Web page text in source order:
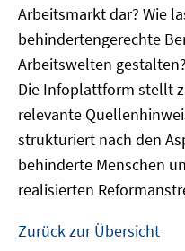
Arbeitsmarkt dar? Wie
behindertengerechte
Arbeitswelten gestalten?
Die Infoplattform stellt
relevante
strukturiert nach den
behinderte Menschen
realisierten
Zurück zur Übersicht